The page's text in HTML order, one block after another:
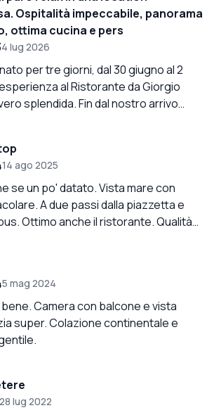
Ospitalità impeccabile, panorama
ottima cucina e pers
4 lug 2026
per tre giorni, dal 30 giugno al 2
al Ristorante da Giorgio
Fin dal nostro arrivo
Abbiamo alloggiato
di un balcone con una vista
reso il nostro soggiorno ancora più
gustando una caprese fresca e
altro punto di forza, ricca di prodotti
per iniziare la giornata. Un
lo staff per l’ospitalità e
Ci siamo sentiti come a casa e
Consigliatissimo!
14 ago 2025
se un po' datato. Vista mare con
A due passi dalla piazzetta e
Ottimo anche il ristorante. Qualità
5 mag 2024
Camera con balcone e vista
super. Colazione continentale e
28 lug 2022